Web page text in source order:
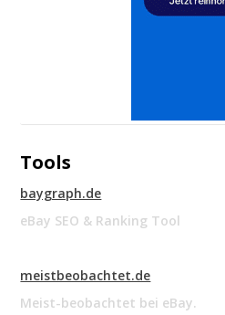
Tools
baygraph.de
eBay SEO & Ranking Tool
meistbeobachtet.de
Meist-beobachtet bei eBay.